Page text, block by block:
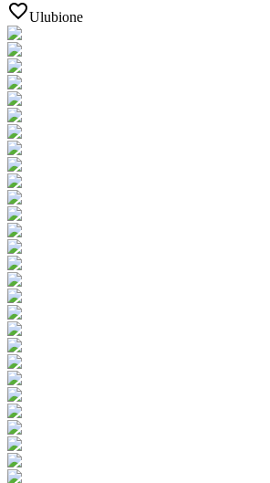
Ulubione